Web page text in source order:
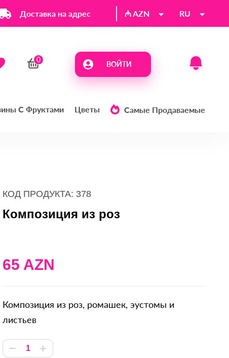
Доставка на адрес ₼ AZN RU
ВОЙТИ
С Фруктами Цветы Самые Продаваемые
КОД ПРОДУКТА: 378
Композиция из роз
65 AZN
Композиция из роз, ромашек, эустомы и
листьев